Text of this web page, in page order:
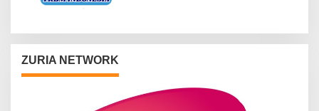
ZURIA NETWORK